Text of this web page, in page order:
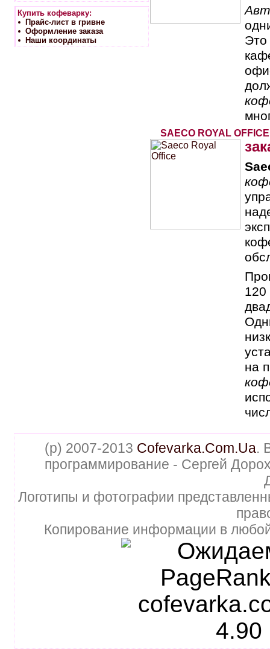
Купить кофеварку:
Прайс-лист в гривне
Оформление заказа
Наши координаты
Это
SAECO ROYAL OFFICE
на
(p) 2007-2013 Cofevarka.Com.Ua.
программирование - Сергей
Логотипы и фотографии
Копирование информации в